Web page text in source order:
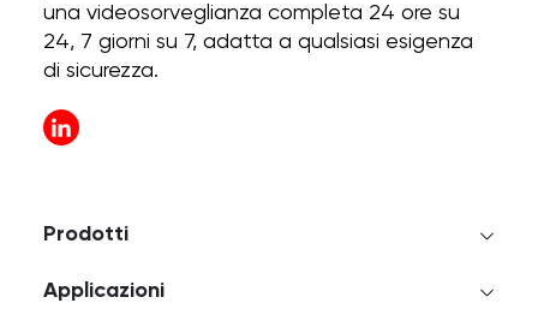
una videosorveglianza completa 24 ore su
24, 7 giorni su 7, adatta a qualsiasi esigenza
di sicurezza.
Prodotti
Applicazioni